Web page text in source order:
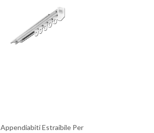
Appendiabiti Estraibile Per